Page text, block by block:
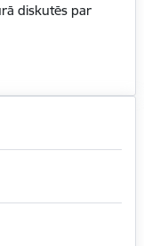
diskutēs par